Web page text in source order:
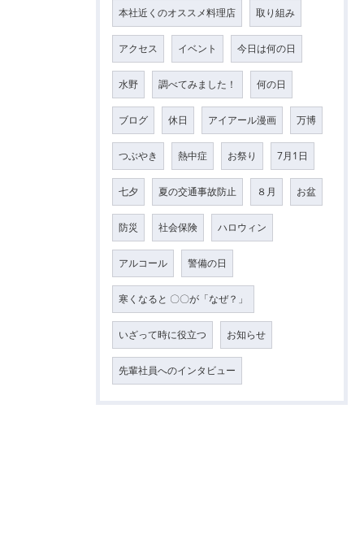
本社近くのオススメ料理店 取り組み
アクセス イベント 今日は何の日
水野 調べてみました！ 何の日
ブログ 休日 アイアール漫画 万博
つぶやき 熱中症 お祭り 7月1日
七夕 夏の交通事故防止 ８月 お盆
防災 社会保険 ハロウィン
アルコール 警備の日
寒くなると 〇〇が「なぜ？」
いざって時に役立つ お知らせ
先輩社員へのインタビュー